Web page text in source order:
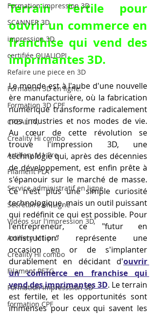
Formation impression 3D
SCANNER 3D
impression 3D
certifiée QUALIOPI
Refaire une piece en 3D
Formation 3D en ligne.
Formation 3D CPF
CREALITY,
Creality Hi combo
Artillery M1 Pro
Filament PLA
Service administratif en ligne
Secrétaire en Ligne
Vidéos sur l'impression 3D,
Artillery M1 pro
Creality HI combo
Filament PETG
Formation impresssion 3D
formation CPF
ouvrir un commerce en
franchise qui vend des
imprimantes 3D.
Le monde est à l'aube d'une nouvelle
ère manufacturière, où la fabrication
numérique transforme radicalement
nos industries et nos modes de vie.
Au cœur de cette révolution se
trouve l'impression 3D, une
technologie qui, après des décennies
de développement, est enfin prête à
s'épanouir sur le marché de masse.
Ce n'est plus une simple curiosité
technologique, mais un outil puissant
qui redéfinit ce qui est possible. Pour
l'entrepreneur, ce "futur en
construction" représente une
occasion en or de s'implanter
durablement en décidant d'ouvrir
un commerce en franchise qui
vend des imprimantes 3D. Le terrain
est fertile, et les opportunités sont
immenses pour ceux qui savent les